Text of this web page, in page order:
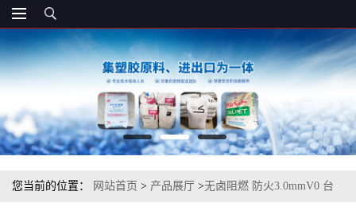
您当前的位置： 网站首页 > 产品展厅 >无卤阻燃 防火3.0mmV0 台